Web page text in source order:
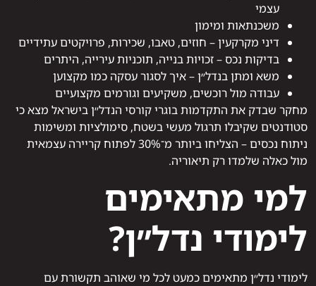
עצמי
משכנתאות ומימון
דיני מקרקעין – חוזים, טאבו, שכירות, פרויקטים עתידיים
בדיקות נכס – זכויות בנייה, תוכניות עירייה, היתרים
משא ומתן בנדל״ן – איך לסגור עסקה כמו מקצוען
עבודה מול רוכשים, משקיעים וגורמים מקצועיים
מחקר שבדק את התקדמות בוגרי קורסי הנדל״ן בישראל מצא כי
סטודנטים שקיבלו תרגול מעשי בשטח, סימולציות ומשימות
ניתוח נכסים – הצליחו ביותר מ־30% לפתוח קריירה עצמאית
מול כאלה שלמדו רק תיאוריה.
למי מתאימים
לימודי נדל״ן?
לימודי נדל״ן מתאימים כמעט לכל מי שאוהב תקשורת עם